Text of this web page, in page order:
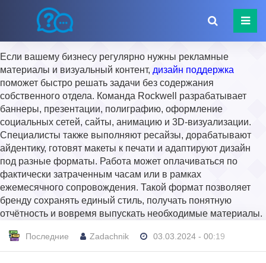
Если вашему бизнесу регулярно нужны рекламные
материалы и визуальный контент, дизайн поддержка
поможет быстро решать задачи без содержания
собственного отдела. Команда Rockwell разрабатывает
баннеры, презентации, полиграфию, оформление
социальных сетей, сайты, анимацию и 3D-визуализации.
Специалисты также выполняют ресайзы, дорабатывают
айдентику, готовят макеты к печати и адаптируют дизайн
под разные форматы. Работа может оплачиваться по
фактически затраченным часам или в рамках
ежемесячного сопровождения. Такой формат позволяет
бренду сохранять единый стиль, получать понятную
отчётность и вовремя выпускать необходимые материалы.
Последние Zadachnik 03.03.2024 - 00:19